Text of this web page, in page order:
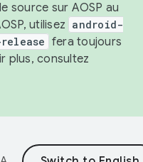
source sur AOSP au
utilisez android-
fera toujours
plus, consultez